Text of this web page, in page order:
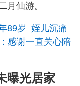
月仙游。
89岁 姪儿沉痛
感谢一直关心陪
曝光居家